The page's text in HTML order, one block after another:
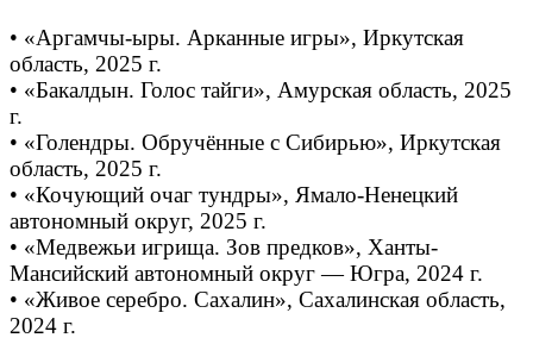
• «Аргамчы-ыры. Арканные игры», Иркутская
область, 2025 г.
• «Бакалдын. Голос тайги», Амурская область, 2025
г.
• «Голендры. Обручённые с Сибирью», Иркутская
область, 2025 г.
• «Кочующий очаг тундры», Ямало-Ненецкий
автономный округ, 2025 г.
• «Медвежьи игрища. Зов предков», Ханты-
Мансийский автономный округ — Югра, 2024 г.
• «Живое серебро. Сахалин», Сахалинская область,
2024 г.